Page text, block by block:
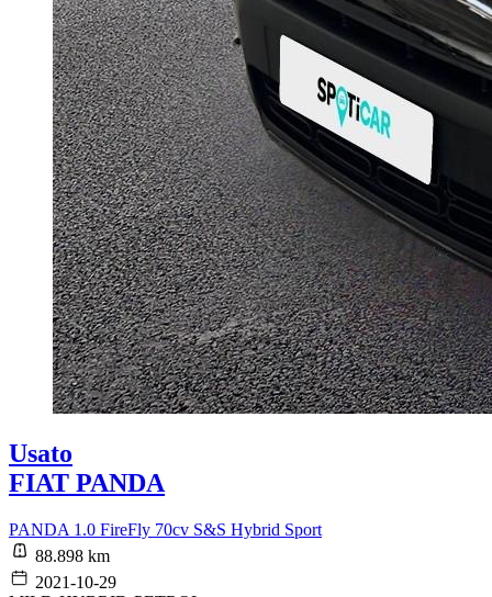
Usato
FIAT PANDA
PANDA 1.0 FireFly 70cv S&S Hybrid Sport
88.898 km
2021-10-29